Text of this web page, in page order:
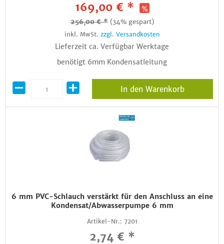
169,00 € *
256,00 € * (34% gespart)
inkl. MwSt. zzgl. Versandkosten
Lieferzeit ca. Verfügbar Werktage
benötigt 6mm Kondensatleitung
In den Warenkorb
6 mm PVC-Schlauch verstärkt für den Anschluss an eine
Kondensat/Abwasserpumpe 6 mm
Artikel-Nr.: 7201
2,74 € *